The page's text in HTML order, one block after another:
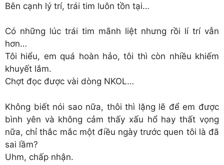
Bên cạnh lý trí, trái tim luôn tồn tại…
Có những lúc trái tim mãnh liệt nhưng rồi lí trí vẫn
hơn…
Tôi hiểu, em quá hoàn hảo, tôi thì còn nhiều khiếm
khuyết lắm.
Chợt đọc được vài dòng NKOL…
Không biết nói sao nữa, thôi thì lặng lẽ để em được
bình yên và không cảm thấy xấu hổ hay thất vọng
nữa, chỉ thắc mắc một điều ngày trước quen tôi là đã
sai lầm?
Uhm, chấp nhận.